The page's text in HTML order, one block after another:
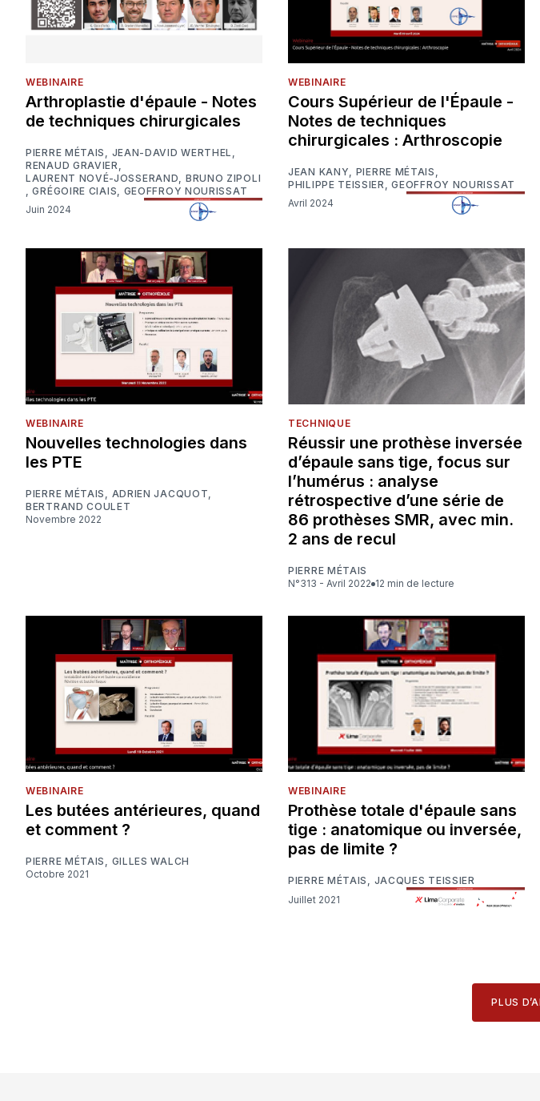
WEBINAIRE
Arthroplastie d'épaule - Notes
de techniques chirurgicales
PIERRE MÉTAIS JEAN-DAVID WERTHEL
RENAUD GRAVIER
LAURENT NOVÉ-JOSSERAND
BRUNO ZIPOLI
,GRÉGOIRE CIAIS
GEOFFROY NOURISSAT
Juin 2024
WEBINAIRE
Cours Supérieur de l'Épaule -
Notes de techniques
chirurgicales : Arthroscopie
JEAN KANY PIERRE MÉTAIS
PHILIPPE TEISSIER
,GEOFFROY NOURISSAT
Avril 2024
WEBINAIRE
Nouvelles technologies dans
les PTE
PIERRE MÉTAIS , ADRIEN JACQUOT,
BERTRAND COULET
Novembre 2022
TECHNIQUE
Réussir une prothèse inversée
d’épaule sans tige, focus sur
l’humérus : analyse
rétrospective d’une série de
86 prothèses SMR, avec min.
2 ans de recul
PIERRE MÉTAIS
N°313 - Avril 2022
12 min de lecture
WEBINAIRE
Les butées antérieures, quand
et comment ?
PIERRE MÉTAIS , GILLES WALCH
Octobre 2021
WEBINAIRE
Prothèse totale d'épaule sans
tige : anatomique ou inversée,
pas de limite ?
PIERRE MÉTAIS , JACQUES TEISSIER
Juillet 2021
PLUS